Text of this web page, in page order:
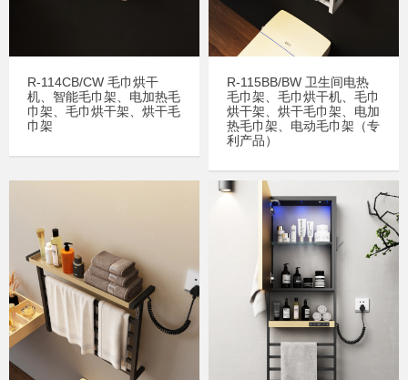
R-114CB/CW 毛巾烘干
机、智能毛巾架、电加热毛
巾架、毛巾烘干架、烘干毛
巾架
R-115BB/BW 卫生间电热
毛巾架、毛巾烘干机、毛巾
烘干架、烘干毛巾架、电加
热毛巾架、电动毛巾架（专
利产品）